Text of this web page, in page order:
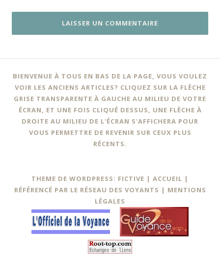
BIENVENUE À TOUS EN BAS DE LA PAGE, VOUS VOULEZ
VOIR LES ANCIENS ARTICLES? CLIQUEZ SUR LA FLÈCHE
GRISE TRANSPARENTE À GAUCHE AU MILIEU DE VOTRE
ÉCRAN, ET UNE FOIS CLIQUÉ DESSUS, UNE FLÈCHE À
DROITE AU MILIEU DE L'ÉCRAN S'AFFICHERA POUR
VOUS PERMETTRE DE REVENIR SUR CEUX PLUS
RÉCENTS.
THEME DE WORDPRESS: FICTIVE | ACCUEIL |
RÉFÉRENCÉ PAR LE RÉSEAU DES VOYANTS | MENTIONS
LÉGALES